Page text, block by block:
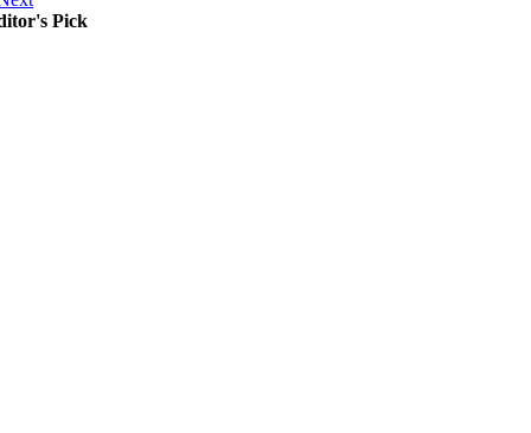
Pick